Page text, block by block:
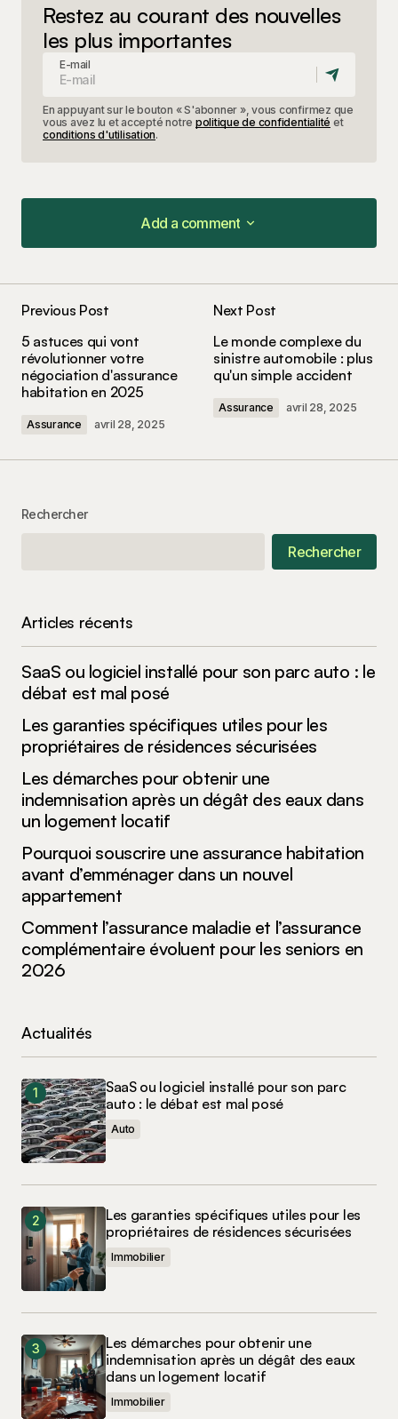
Restez au courant des nouvelles
les plus importantes
E-mail
En appuyant sur le bouton « S'abonner », vous confirmez que
vous avez lu et accepté notre politique de confidentialité et
conditions d'utilisation.
Add a comment
Add a comment
champs obligatoires sont indiqués avec*
Comment *
dans le navigateur pour mon prochain
Submit Comment
Previous Post
5 astuces qui vont
révolutionner votre
négociation d'assurance
habitation en 2025
Assurance avril 28, 2025
Next Post
Le monde complexe du
sinistre automobile : plus
qu'un simple accident
Assurance avril 28, 2025
Rechercher
Rechercher
Articles récents
SaaS ou logiciel installé pour son parc auto : le
débat est mal posé
Les garanties spécifiques utiles pour les
propriétaires de résidences sécurisées
Les démarches pour obtenir une
indemnisation après un dégât des eaux dans
un logement locatif
Pourquoi souscrire une assurance habitation
avant d’emménager dans un nouvel
appartement
Comment l’assurance maladie et l’assurance
complémentaire évoluent pour les seniors en
2026
Actualités
SaaS ou logiciel installé pour son parc
auto : le débat est mal posé
Auto
Les garanties spécifiques utiles pour les
propriétaires de résidences sécurisées
Immobilier
Les démarches pour obtenir une
indemnisation après un dégât des eaux
dans un logement locatif
Immobilier